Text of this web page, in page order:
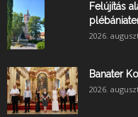
Felújítás
2026.
Banater
2026.